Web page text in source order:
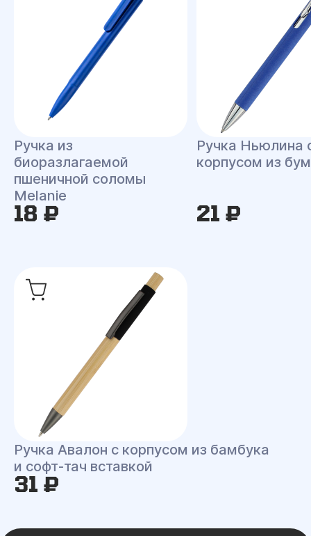
Ручка из
биоразлагаемой
пшеничной соломы
Melanie
18 ₽
Ручка Ньюлина
корпусом из
21 ₽
Ручка Авалон с корпусом из бамбука
и софт-тач вставкой
31 ₽